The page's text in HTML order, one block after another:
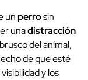
unperrosin
unadistracción
del animal,
de que esté
y los